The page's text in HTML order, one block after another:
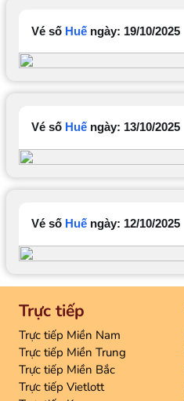
Vé số Huế ngày: 19/10/2025
Vé số Huế ngày: 13/10/2025
Vé số Huế ngày: 12/10/2025
Trực tiếp
Trực tiếp Miền Nam
Trực tiếp Miền Trung
Trực tiếp Miền Bắc
Trực tiếp Vietlott